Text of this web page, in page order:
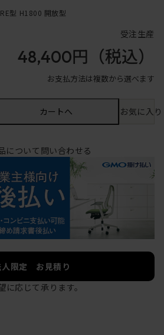
型 H1800 開放型
受注生産
48,400円 （税込）
お支払方法は複数から選べます
カートへ お気に入
について問い合わせる
人限定 お見積り
に応じて承ります。